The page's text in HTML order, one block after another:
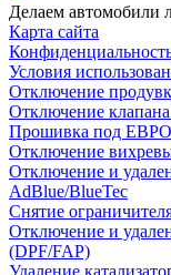
Делаем автомобили
Карта сайта
Условия
Отключение
Отключение
Прошивка под
Отключение
Отключение и
AdBlue/BlueTec
Снятие
Отключение и
(DPF/FAP)
Удаление